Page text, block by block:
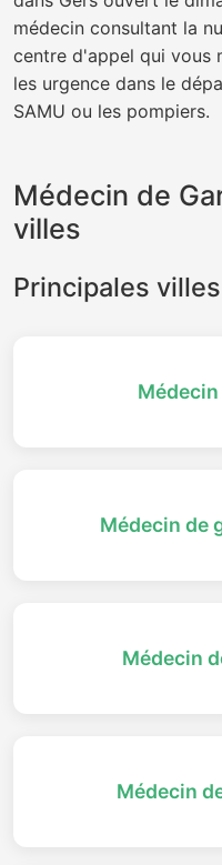
médecin consultant la
centre d'appel qui vous
les urgence dans le
SAMU ou les pompiers.
Médecin de
villes
Principales
Médecin de
Médecin
Médecin